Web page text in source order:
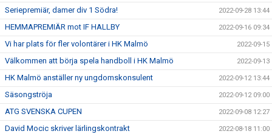
Seriepremiär, damer div 1 Södra! 2022-09-28 13:44
HEMMAPREMIÄR mot IF HALLBY 2022-09-16 09:34
Vi har plats för fler volontärer i HK Malmö 2022-09-15
Välkommen att börja spela handboll i HK Malmö 2022-09-13
HK Malmö anställer ny ungdomskonsulent 2022-09-12 13:44
Säsongströja 2022-09-12 09:00
ATG SVENSKA CUPEN 2022-09-08 12:27
David Mocic skriver lärlingskontrakt 2022-08-18 11:00